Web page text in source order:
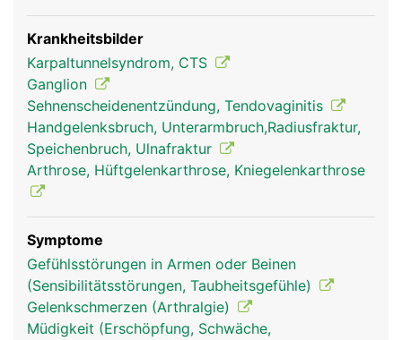
Handgelenk Frau Handgelenk Mann
Krankheitsbilder
Karpaltunnelsyndrom, CTS
Ganglion
Sehnenscheidenentzündung, Tendovaginitis
Handgelenksbruch, Unterarmbruch,Radiusfraktur,
Speichenbruch, Ulnafraktur
Arthrose, Hüftgelenkarthrose, Kniegelenkarthrose
Symptome
Gefühlsstörungen in Armen oder Beinen
(Sensibilitätsstörungen, Taubheitsgefühle)
Gelenkschmerzen (Arthralgie)
Müdigkeit (Erschöpfung, Schwäche,